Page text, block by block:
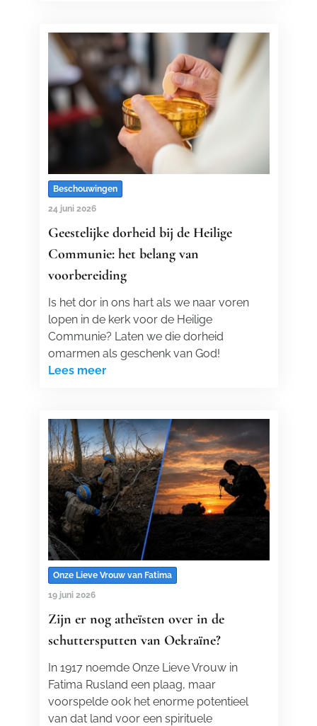
Beschouwingen
24 juni 2026
Geestelijke dorheid bij de Heilige
Communie: het belang van
voorbereiding
Is het dor in ons hart als we naar voren
lopen in de kerk voor de Heilige
Communie? Laten we die dorheid
omarmen als geschenk van God!
Lees meer
Onze Lieve Vrouw van Fatima
19 juni 2026
Zijn er nog atheïsten over in de
schuttersputten van Oekraïne?
In 1917 noemde Onze Lieve Vrouw in
Fatima Rusland een plaag, maar
voorspelde ook het enorme potentieel
van dat land voor een spirituele